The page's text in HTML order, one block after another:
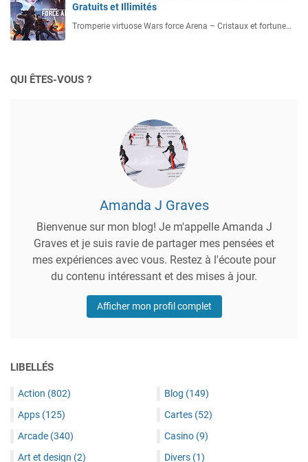
Gratuits et Illimités
Tromperie virtuose Wars force Arena – Cristaux et fortune…
QUI ÊTES-VOUS ?
Amanda J Graves
Bienvenue sur mon blog! Je m'appelle Amanda J
Graves et je suis ravie de partager mes pensées et
mes expériences avec vous. Restez à l'écoute pour
du contenu intéressant et des mises à jour.
Afficher mon profil complet
LIBELLÉS
Action (802)
Apps (125)
Arcade (340)
Art et design (2)
Blog (149)
Cartes (52)
Casino (9)
Divers (1)